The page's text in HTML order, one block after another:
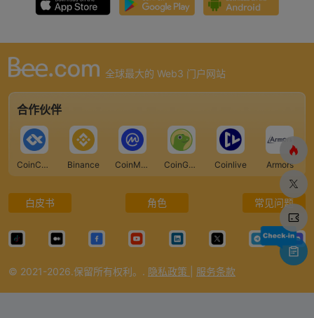
全球最大的 Web3 门户网站
合作伙伴
CoinCarp Binance CoinMarketCap CoinGecko Coinlive Armors
白皮书 角色 常见问题
© 2021-2026.保留所有权利。. 隐私政策 服务条款